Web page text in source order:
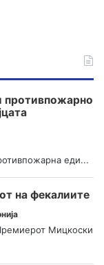
противпожарно
еди...
на фекалиите
Мицкоски